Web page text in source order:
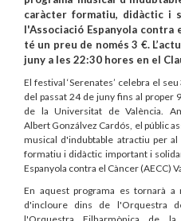
caràcter formatiu, didàctic i
l'Associació Espanyola contra
té un preu de només 3 €.
juny a les 22:30 hores en el
El festival ‘Serenates’ celebra el
del passat 24 de juny fins al proper
de la Universitat de València.
Albert Gonzálvez Cardós, el públic
musical d'indubtable atractiu per
formatiu i didàctic important i
Espanyola contra el Càncer (AECC)
En aquest programa es tornarà
d'incloure dins de l'Orquestra